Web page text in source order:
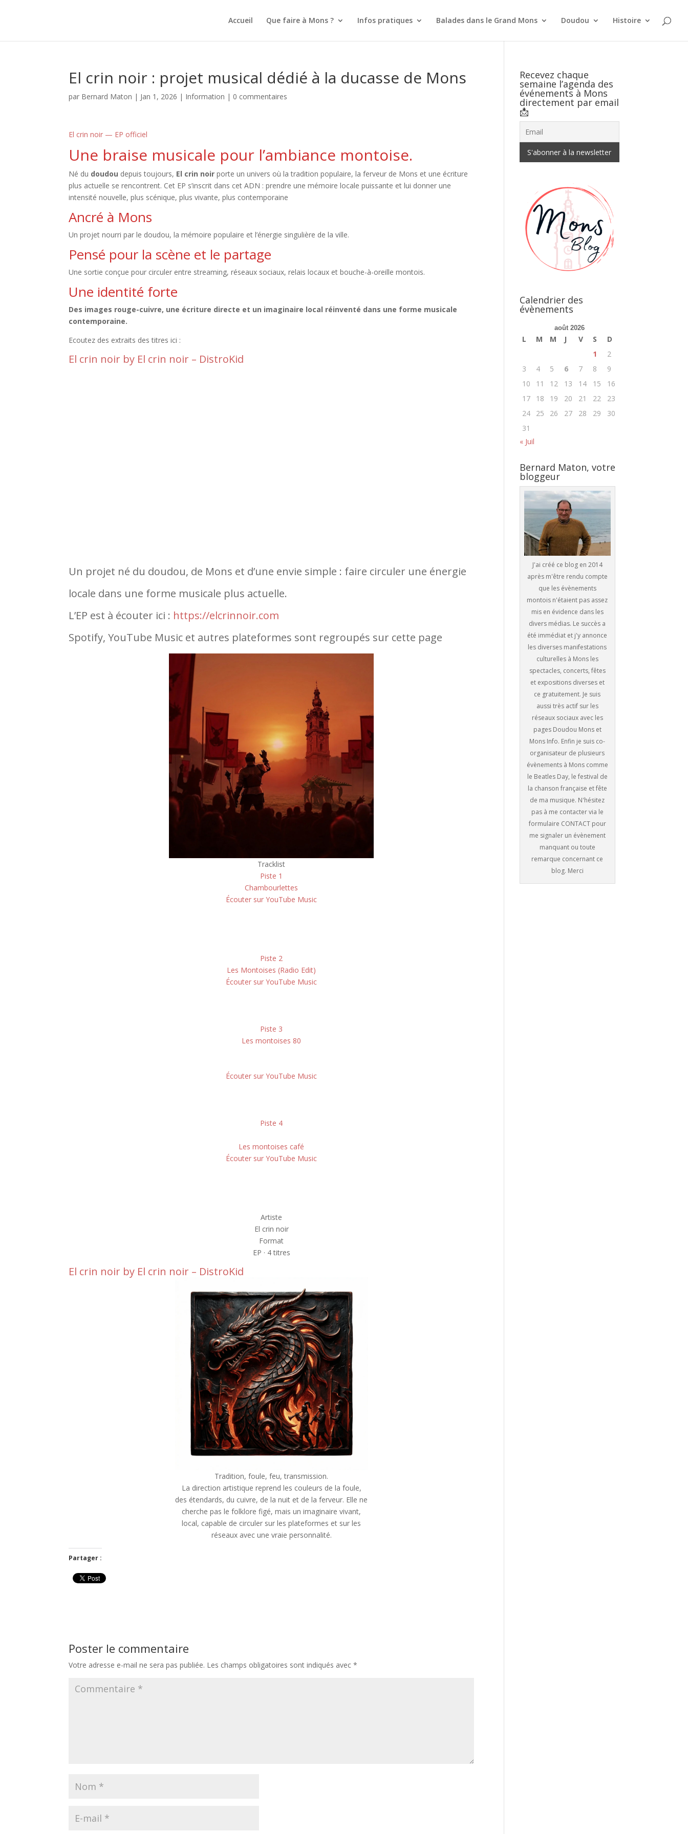
Accueil Que faire à Mons ? Infos pratiques Balades dans le Grand Mons Doudou Histoire
El crin noir : projet musical dédié à la ducasse de Mons
par Bernard Maton | Jan 1, 2026 | Information | 0 commentaires
El crin noir — EP officiel
Une braise musicale pour l’ambiance montoise.
Né du doudou depuis toujours, El crin noir porte un univers où la tradition populaire, la ferveur de Mons et une écriture
plus actuelle se rencontrent. Cet EP s’inscrit dans cet ADN : prendre une mémoire locale puissante et lui donner une
intensité nouvelle, plus scénique, plus vivante, plus contemporaine
Ancré à Mons
Un projet nourri par le doudou, la mémoire populaire et l’énergie singulière de la ville.
Pensé pour la scène et le partage
Une sortie conçue pour circuler entre streaming, réseaux sociaux, relais locaux et bouche-à-oreille montois.
Une identité forte
Des images rouge-cuivre, une écriture directe et un imaginaire local réinventé dans une forme musicale
contemporaine.
Ecoutez des extraits des titres ici :
El crin noir by El crin noir – DistroKid
Un projet né du doudou, de Mons et d’une envie simple : faire circuler une énergie
locale dans une forme musicale plus actuelle.
L’EP est à écouter ici : https://elcrinnoir.com
Spotify, YouTube Music et autres plateformes sont regroupés sur cette page
Tracklist
Piste 1
Chambourlettes
Écouter sur YouTube Music
Piste 2
Les Montoises (Radio Edit)
Écouter sur YouTube Music
Piste 3
Les montoises 80
Écouter sur YouTube Music
Piste 4
Les montoises café
Écouter sur YouTube Music
Artiste
El crin noir
Format
EP · 4 titres
El crin noir by El crin noir – DistroKid
Tradition, foule, feu, transmission.
La direction artistique reprend les couleurs de la foule,
des étendards, du cuivre, de la nuit et de la ferveur. Elle ne
cherche pas le folklore figé, mais un imaginaire vivant,
local, capable de circuler sur les plateformes et sur les
réseaux avec une vraie personnalité.
Partager :
Poster le commentaire
Votre adresse e-mail ne sera pas publiée. Les champs obligatoires sont indiqués avec*
Recevez chaque
semaine l’agenda des
événements à Mons
directement par email
📩
Calendrier des
évènements
août 2026
L M M J V S
D
1
2
3
4 5 6 7 8
9
10
11 12 13 14 15
16
17
18 19 20 21 22
23
24
25 26 27 28 29
30
31
« Juil
Bernard Maton, votre
bloggeur
J'ai créé ce blog en 2014
après m'être rendu compte
que les évènements
montois n'étaient pas assez
mis en évidence dans les
divers médias. Le succès a
été immédiat et j'y annonce
les diverses manifestations
culturelles à Mons les
spectacles, concerts, fêtes
et expositions diverses et
ce gratuitement. Je suis
aussi très actif sur les
réseaux sociaux avec les
pages Doudou Mons et
Mons Info. Enfin je suis co-
organisateur de plusieurs
évènements à Mons comme
le Beatles Day, le festival de
la chanson française et fête
de ma musique. N'hésitez
pas à me contacter via le
formulaire CONTACT pour
me signaler un évènement
manquant ou toute
remarque concernant ce
blog. Merci